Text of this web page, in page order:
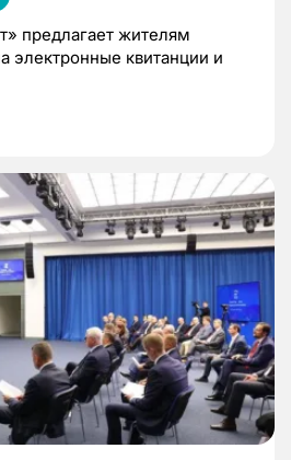
предлагает жителям
электронные квитанции и